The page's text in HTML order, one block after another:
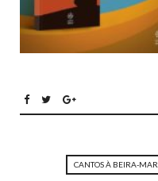
CANTOS À BEIRA-MAR